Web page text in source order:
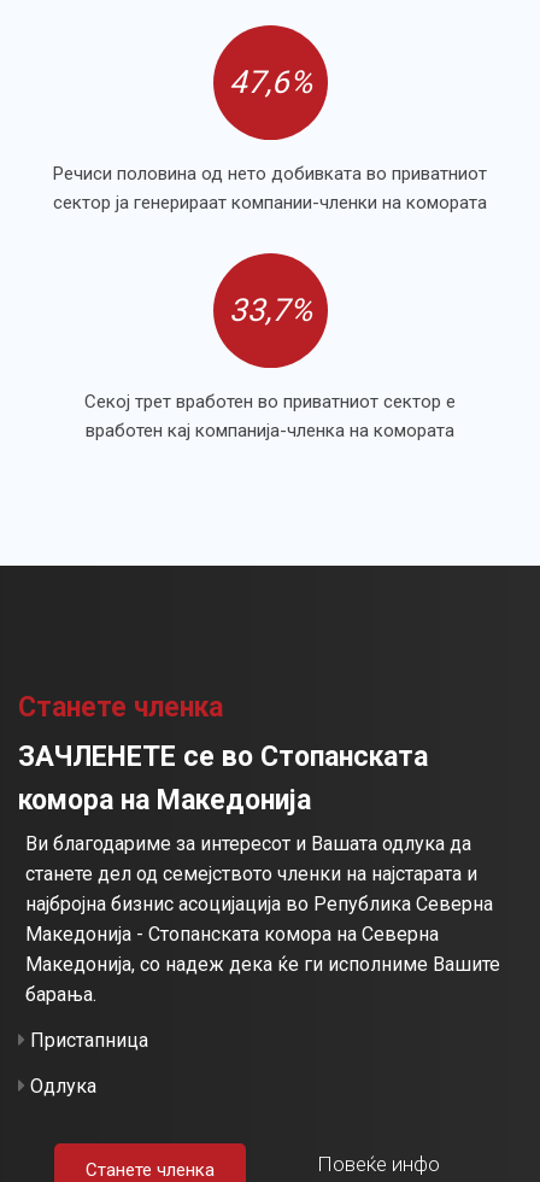
47,6%
Речиси половина од нето добивката во приватниот
сектор ја генерираат компании-членки на комората
33,7%
Секој трет вработен во приватниот сектор е
вработен кај компанија-членка на комората
Станете членка
ЗАЧЛЕНЕТЕ се во Стопанската
комора на Македонија
Ви благодариме за интересот и Вашата одлука да
станете дел од семејството членки на најстарата и
најбројна бизнис асоцијација во Република Северна
Македонија - Стопанската комора на Северна
Македонија, со надеж дека ќе ги исполниме Вашите
барања.
Пристапница
Одлука
Станете членка
Повеќе инфо